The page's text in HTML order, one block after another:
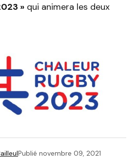
» qui animera les deux
Publié novembre 09, 2021